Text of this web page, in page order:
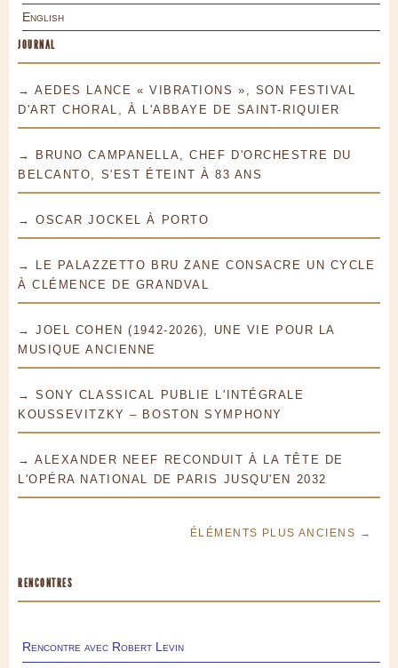
English
JOURNAL
→ AEDES LANCE « VIBRATIONS », SON FESTIVAL
D'ART CHORAL, À L'ABBAYE DE SAINT-RIQUIER
→ BRUNO CAMPANELLA, CHEF D'ORCHESTRE DU
BELCANTO, S'EST ÉTEINT À 83 ANS
→ OSCAR JOCKEL À PORTO
→ LE PALAZZETTO BRU ZANE CONSACRE UN CYCLE
À CLÉMENCE DE GRANDVAL
→ JOEL COHEN (1942-2026), UNE VIE POUR LA
MUSIQUE ANCIENNE
→ SONY CLASSICAL PUBLIE L'INTÉGRALE
KOUSSEVITZKY – BOSTON SYMPHONY
→ ALEXANDER NEEF RECONDUIT À LA TÊTE DE
L'OPÉRA NATIONAL DE PARIS JUSQU'EN 2032
ÉLÉMENTS PLUS ANCIENS →
RENCONTRES
Rencontre avec Robert Levin